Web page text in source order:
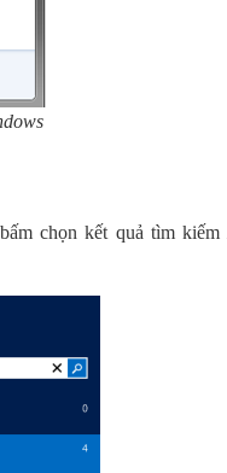
chọn kết quả tìm kiếm